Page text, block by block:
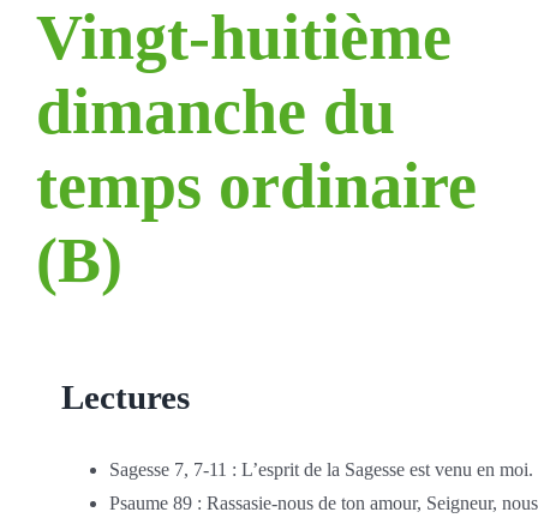
Vingt-huitième
dimanche du
temps ordinaire
(B)
Lectures
Sagesse 7, 7-11 : L’esprit de la Sagesse est venu en moi.
Psaume 89 : Rassasie-nous de ton amour, Seigneur,